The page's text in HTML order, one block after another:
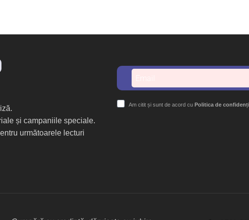
și campaniile speciale.
următoarele lecturi
Am citit și sunt de acord cu Politica de